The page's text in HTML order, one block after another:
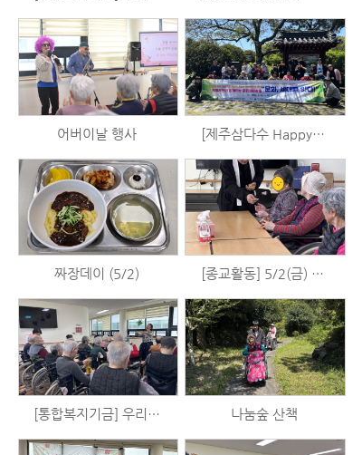
어버이날 행사 [제주삼다수 Happy+] 일회용 카메라 사용법 배우기 및 혼인지 출사 (5/4)
짜장데이 (5/2) [종교활동] 5/2(금) 표선성당 미사
[통합복지기금] 우리는 시니어 예술가 시즌2 - 체육활동 (4/30) 나눔숲 산책